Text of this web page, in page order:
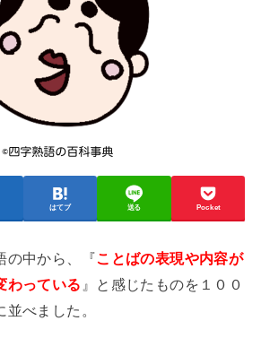
はてブ 送る Pocket
の中から、『ことばの表現や内容が
わっている 』と感じたものを１００
べました。